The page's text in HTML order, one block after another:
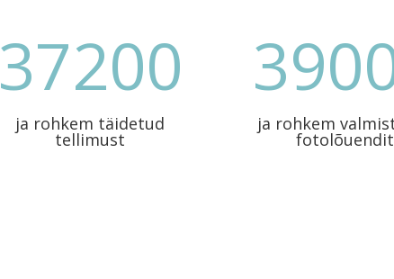
37200
ja rohkem täidetud
tellimust
ja rohkem
fotolõuendit